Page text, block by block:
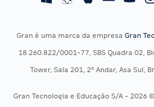
Concursos Saúde
Residência Multiprofissional
Gran é uma marca da empresa Gran
18.260.822/0001-77, SBS Quadra 02,
Tower, Sala 201, 2º Andar, Asa Sul,
Gran Tecnologia e Educação S/A - 2026